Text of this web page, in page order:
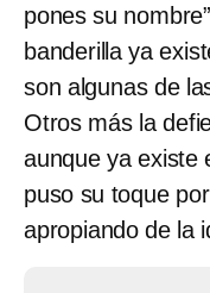
pones su
banderilla ya
son algunas de
Otros más la
aunque ya existe
puso su toque
apropiando de la